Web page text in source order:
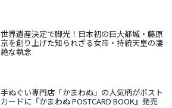
世界遺産決定で脚光！日本初の巨大都城・藤原
京を創り上げた知られざる女帝・持統天皇の凄
絶な執念
手ぬぐい専門店「かまわぬ」の人気柄がポスト
カードに『かまわぬ POSTCARD BOOK』発売